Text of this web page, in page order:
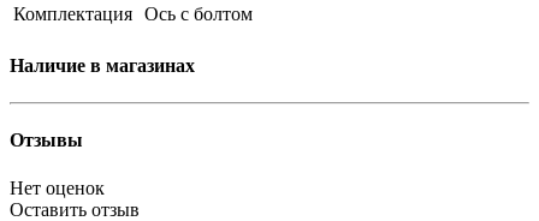
Комплектация Ось с болтом
Наличие в магазинах
Отзывы
Нет оценок
Оставить отзыв